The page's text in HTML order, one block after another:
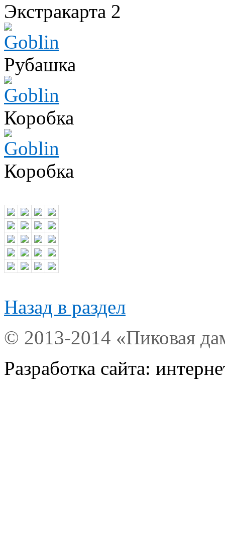
Экстракарта 2
Рубашка
Коробка
Коробка
Назад в раздел
© 2013-2014 «Пиковая
Разработка сайта: